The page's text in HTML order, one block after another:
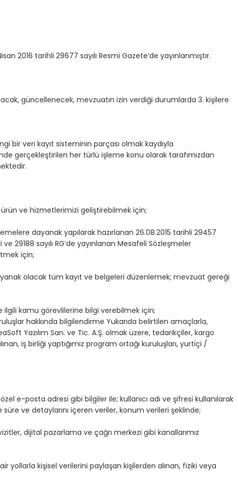
2016 tarihli 29677 sayılı Resmi Gazete’de yayınlanmıştır.
güncellenecek, mevzuatın izin verdiği durumlarda 3. kişilere
bir veri kayıt sisteminin parçası olmak kaydıyla
gerçekleştirilen her türlü işleme konu olarak tarafımızdan
ve hizmetlerimizi geliştirebilmek için;
dayanak yapılarak hazırlanan 26.08.2015 tarihli 29457
29188 sayılı RG’de yayınlanan Mesafeli Sözleşmeler
için;
olacak tüm kayıt ve belgeleri düzenlemek; mevzuat gereği
ilgili kamu görevlilerine bilgi verebilmek için;
hakkında bilgilendirme Yukarıda belirtilen amaçlarla,
Yazılım San. ve Tic. A.Ş. olmak üzere, tedarikçiler, kargo
iş birliği yaptığımız program ortağı kuruluşları, yurtiçi /
e-posta adresi gibi bilgiler ile; kullanıcı adı ve şifresi kullanılarak
ve detaylarını içeren veriler, konum verileri şeklinde;
dijital pazarlama ve çağrı merkezi gibi kanallarımız
kişisel verilerini paylaşan kişilerden alınan, fiziki veya